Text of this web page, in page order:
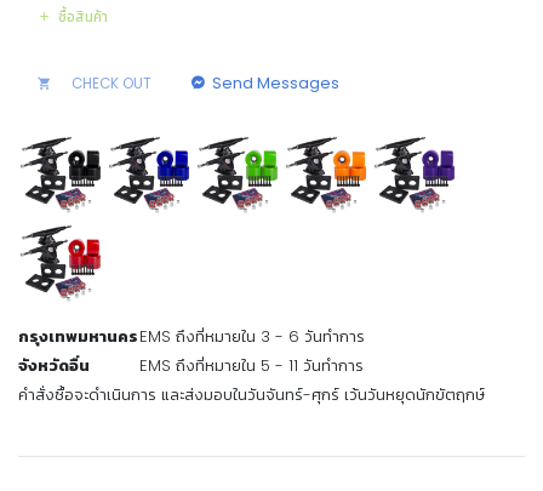
ซื้อสินค้า
CHECK OUT Send Messages
กรุงเทพมหานครEMS ถึงที่หมายใน 3 - 6 วันทำการ
จังหวัดอื่น
EMS ถึงที่หมายใน 5 - 11 วันทำการ
คำสั่งซื้อจะดำเนินการ และส่งมอบในวันจันทร์-ศุกร์ เว้นวันหยุดนักขัตฤกษ์